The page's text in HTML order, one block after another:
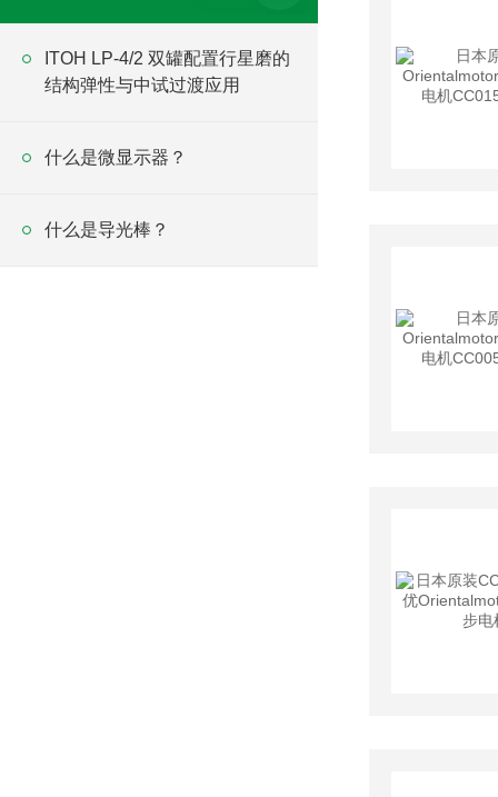
ITOH LP-4/2 双罐配置行星磨的
结构弹性与中试过渡应用
什么是微显示器？
什么是导光棒？